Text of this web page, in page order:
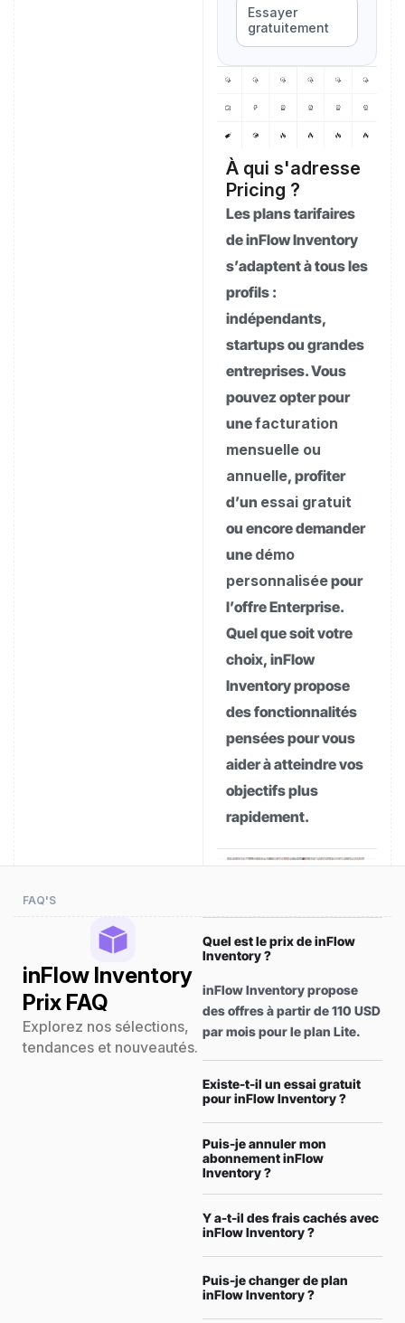
Essayer
gratuitement
À qui s'adresse
Pricing ?
Les plans tarifaires
de inFlow Inventory
s’adaptent à tous les
profils :
indépendants,
startups ou grandes
entreprises. Vous
pouvez opter pour
unefacturation
mensuelle ou
annuelle, profiter
d’un essai gratuit
ou encore demander
une démo
personnaliséepour
l’offre Enterprise.
Quel que soit votre
choix, inFlow
Inventory propose
des fonctionnalités
pensées pour vous
aider à atteindre vos
objectifs plus
rapidement.
FAQ'S
inFlow Inventory
Prix FAQ
Explorez nos sélections,
tendances et nouveautés.
Quel est le prix de inFlow
Inventory ?
inFlow Inventory propose
des offres à partir de 110 USD
par mois pour le plan Lite.
Existe-t-il un essai gratuit
pour inFlow Inventory ?
Puis-je annuler mon
abonnement inFlow
Inventory ?
Y a-t-il des frais cachés avec
inFlow Inventory ?
Puis-je changer de plan
inFlow Inventory ?